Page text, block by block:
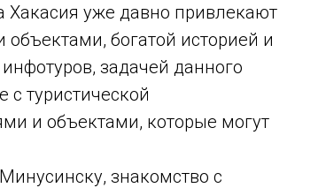
уже давно привлекают
богатой историей и
задачей данного
с туристической
и объектами, которые могут
знакомство с